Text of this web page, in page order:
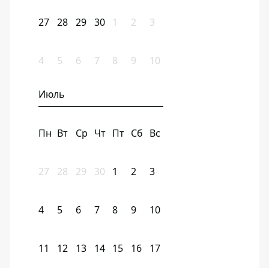
27 28 29 30 1 2 3
4 5 6 7 8 9 10
Июль
Пн Вт Ср Чт Пт Сб Вс
27 28 29 30 1 2 3
4 5 6 7 8 9 10
11 12 13 14 15 16 17